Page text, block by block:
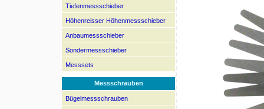
Tiefenmessschieber
Höhenreisser Höhenmessschieber
Anbaumessschieber
Sondermessschieber
Messsets
Messschrauben
Bügelmessschrauben